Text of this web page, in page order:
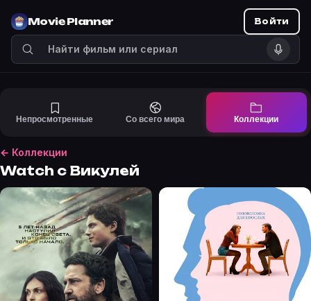
Movie Planner Войти
Непросмотренные Со всего мира Коллекции
← Коллекции
Watch с Викулей